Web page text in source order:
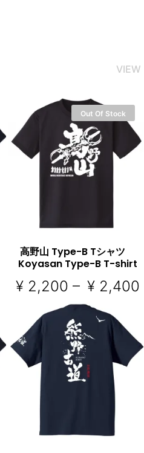
VIEW
Out Of Stock
オプションを選択
高野山 Type-B Tシャツ
Koyasan Type-B T-shirt
¥2,200 – ¥2,400